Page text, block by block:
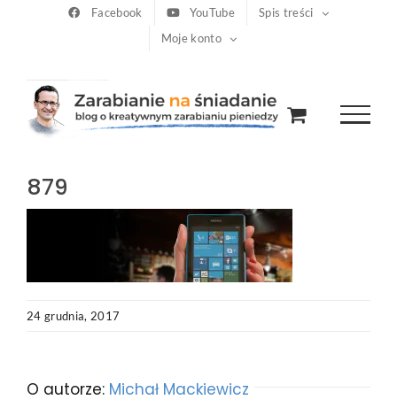
Facebook YouTube
Spis treści
Moje konto
879
24 grudnia, 2017
O autorze: Michał Mackiewicz